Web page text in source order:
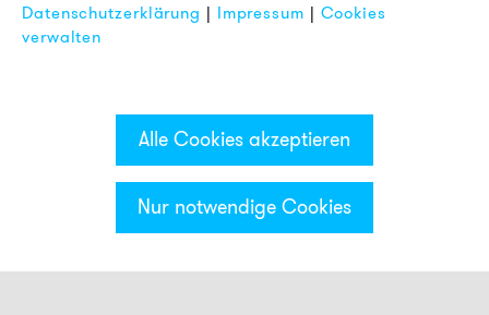
Kategorien & Filter
FAQ
Datenschutzerklärung | Impressum | Cookies
verwalten
Alle Cookies akzeptieren
Nur notwendige Cookies